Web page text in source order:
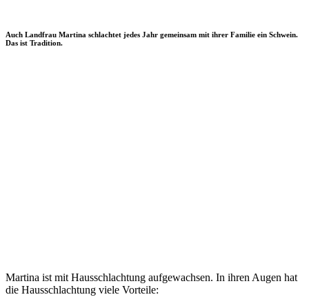
Auch Landfrau Martina schlachtet jedes Jahr gemeinsam mit ihrer Familie ein Schwein.
Das ist Tradition.
Martina ist mit Hausschlachtung aufgewachsen. In ihren Augen hat
die Hausschlachtung viele Vorteile: